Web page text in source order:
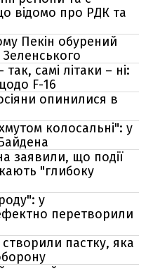
відомо про РДК та
Пекін обурений
Зеленського
самі літаки – ні:
F-16
опинилися в
колосальні": у
заявили, що події
"глибоку
у
перетворили
створили пастку, яка